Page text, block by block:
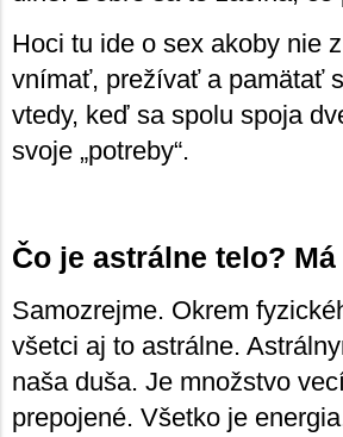
Hoci tu ide o sex akoby nie
vnímať, prežívať a pamätať
vtedy, keď sa spolu spoja
svoje „potreby“.
Čo je astrálne telo?
Samozrejme. Okrem
všetci aj to astrálne.
naša duša. Je množstvo
prepojené. Všetko je